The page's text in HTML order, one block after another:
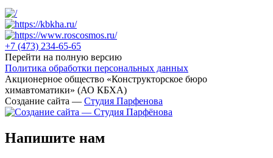
+7 (473) 234-65-65
Перейти на полную версию
Политика обработки персональных данных
Акционерное общество «Конструкторское бюро
химавтоматики» (АО КБХА)
Создание сайта — Студия Парфенова
Напишите нам